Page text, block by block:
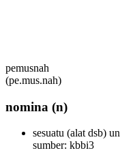
pemusnah
(pe.mus.nah)
nomina (n)
sesuatu (alat dsb)
sumber: kbbi3